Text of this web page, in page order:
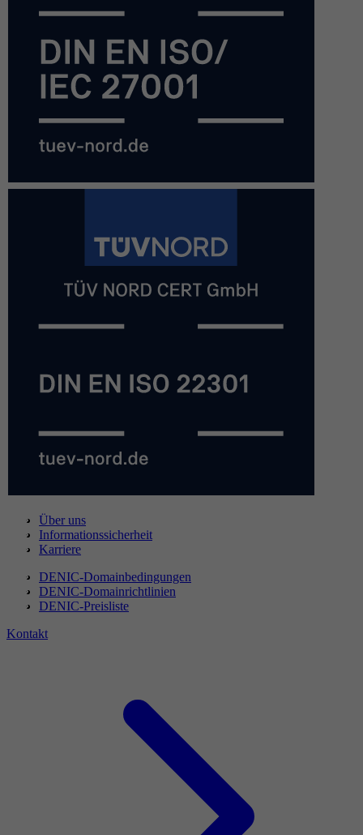
Über uns
Informationssicherheit
Karriere
DENIC-Domainbedingungen
DENIC-Domainrichtlinien
DENIC-Preisliste
Kontakt